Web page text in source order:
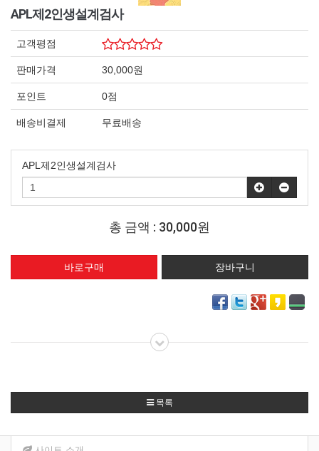
APL제2인생설계검사
고객평점
판매가격 30,000원
포인트 0점
배송비결제 무료배송
APL제2인생설계검사
총 금액 : 30,000원
목록